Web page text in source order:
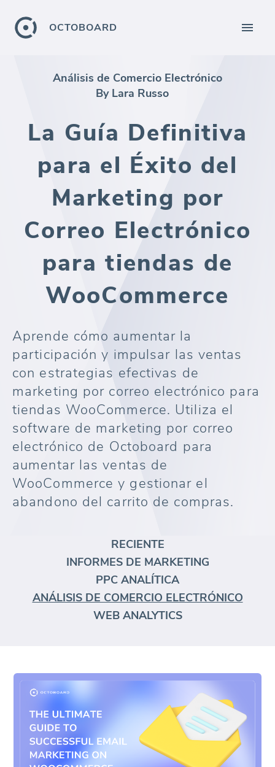
OCTOBOARD
Análisis de Comercio Electrónico
By Lara Russo
La Guía Definitiva
para el Éxito del
Marketing por
Correo Electrónico
para tiendas de
WooCommerce
Aprende cómo aumentar la
participación y impulsar las ventas
con estrategias efectivas de
marketing por correo electrónico para
tiendas WooCommerce. Utiliza el
software de marketing por correo
electrónico de Octoboard para
aumentar las ventas de
WooCommerce y gestionar el
abandono del carrito de compras.
RECIENTE
INFORMES DE MARKETING
PPC ANALÍTICA
ANÁLISIS DE COMERCIO ELECTRÓNICO
WEB ANALYTICS